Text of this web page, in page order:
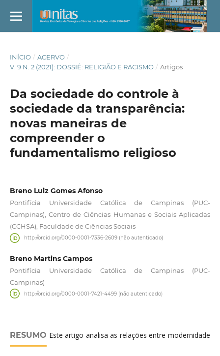
INÍCIO / ACERVO /
V. 9 N. 2 (2021): DOSSIÊ: RELIGIÃO E RACISMO / Artigos
Da sociedade do controle à
sociedade da transparência:
novas maneiras de
compreender o
fundamentalismo religioso
Breno Luiz Gomes Afonso
Pontifícia Universidade Católica de Campinas (PUC-
Campinas), Centro de Ciências Humanas e Sociais Aplicadas
(CCHSA), Faculdade de Ciências Sociais
http://orcid.org/0000-0001-7336-2609 (não autenticado)
Breno Martins Campos
Pontifícia Universidade Católica de Campinas (PUC-
Campinas)
http://orcid.org/0000-0001-7421-4499 (não autenticado)
RESUMO Este artigo analisa as relações entre modernidade